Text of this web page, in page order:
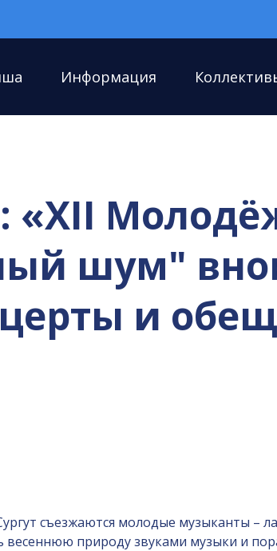
Информация
«XII
шум"
и
съезжаются молодые музыканты –
природу звуками музыки и